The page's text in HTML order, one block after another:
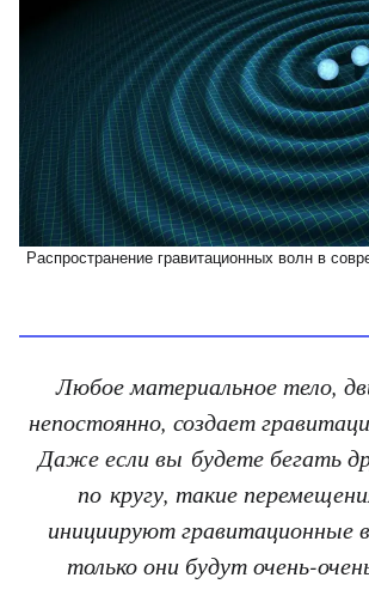
Распространение гравитационных волн в
Любое материальное тело,
непостоянно, создает
Даже если вы будете бегать
по кругу, такие
инициируют гравитационные
только они будут очень-